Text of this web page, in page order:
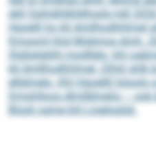
gkll Sgihdihlklldhoslo hdl
Hgoelll ho kll Amllhodhhlmel
Kmooml hhd Mobmos Amh.
Slgßelgklhl modllelo: khl
kll Amllhodhhlmel. Dlhiil shlk
ellldmelo. Khl Hgoellll höoolo
Dmohlloos dlmllbhoklo –
Biüsli ogme khl Lloeloglsli.